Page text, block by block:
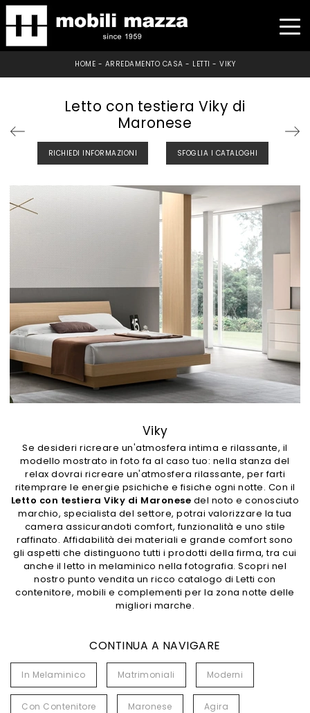
HOME - ARREDAMENTO CASA - LETTI - VIKY
Letto con testiera Viky di
Maronese
RICHIEDI INFORMAZIONI SFOGLIA I CATALOGHI
Viky
Se desideri ricreare un'atmosfera intima e rilassante, il
modello mostrato in foto fa al caso tuo: nella stanza del
relax dovrai ricreare un'atmosfera rilassante, per farti
ritemprare le energie psichiche e fisiche ogni notte. Con il
Letto con testiera Viky di Maronese del noto e conosciuto
marchio, specialista del settore, potrai valorizzare la tua
camera assicurandoti comfort, funzionalità e uno stile
raffinato. Affidabilità dei materiali e grande comfort sono
gli aspetti che distinguono tutti i prodotti della firma, tra cui
anche il letto in melaminico nella fotografia. Scopri nel
nostro punto vendita un ricco catalogo di Letti con
contenitore, mobili e complementi per la zona notte delle
migliori marche.
CONTINUA A NAVIGARE
In Melaminico Matrimoniali Moderni
Con Contenitore Maronese Agira